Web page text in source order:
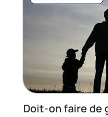
Doit-on faire de